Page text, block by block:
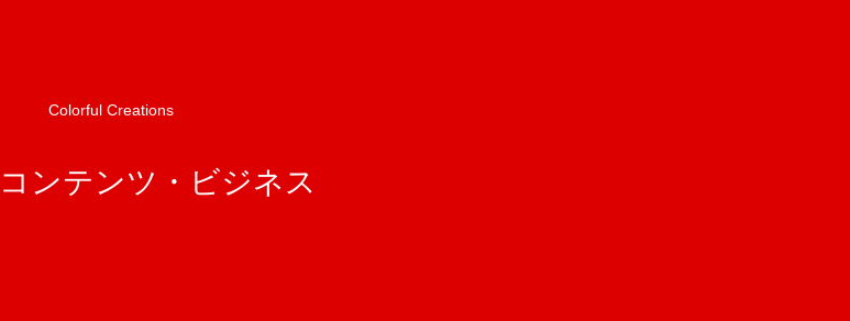
Colorful Creations
ンテンツ・ビジネス